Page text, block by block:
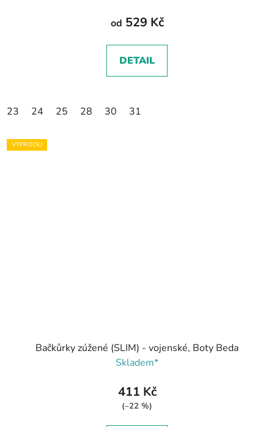
od 529 Kč
DETAIL
23 24 25 28 30 31
VÝPRODEJ
Bačkůrky zúžené (SLIM) - vojenské, Boty Beda
Skladem*
411 Kč
(–22 %)